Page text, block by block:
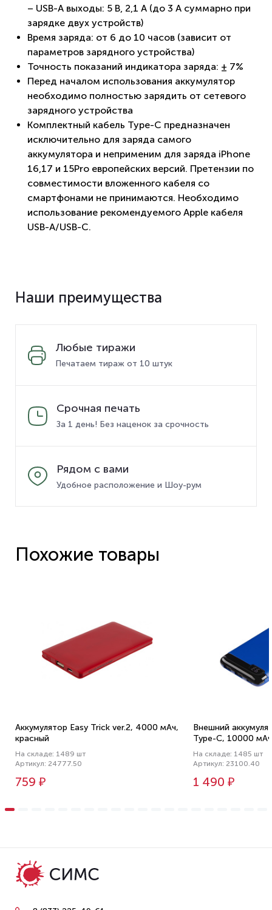
– USB-A выходы: 5 В, 2,1 A (до 3 А суммарно при
зарядке двух устройств)
Время заряда: от 6 до 10 часов (зависит от
параметров зарядного устройства)
Точность показаний индикатора заряда: ± 7%
Перед началом использования аккумулятор
необходимо полностью зарядить от сетевого
зарядного устройства
Комплектный кабель Type-C предназначен
исключительно для заряда самого
аккумулятора и неприменим для заряда iPhone
16,17 и 15Pro европейских версий. Претензии по
совместимости вложенного кабеля со
смартфонами не принимаются. Необходимо
использование рекомендуемого Apple кабеля
USB-A/USB-C.
Наши преимущества
Любые тиражи
Печатаем тираж от 10 штук
Срочная печать
За 1 день! Без наценок за срочность
Рядом с вами
Удобное расположение и Шоу-рум
Похожие товары
Аккумулятор Easy Trick ver.2, 4000 мАч,
красный
На складе: 1489 шт
Артикул: 24777.50
759 ₽
Внешний
Type-C, 10000
На складе: 1485 шт
Артикул: 23100.40
1 490 ₽